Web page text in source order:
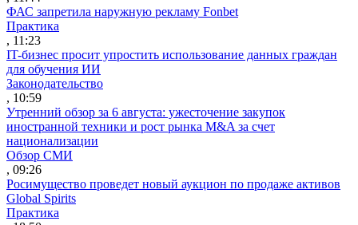
ФАС запретила наружную рекламу Fonbet
Практика
, 11:23
IT-бизнес просит упростить использование данных граждан
для обучения ИИ
Законодательство
, 10:59
Утренний обзор за 6 августа: ужесточение закупок
иностранной техники и рост рынка M&A за счет
национализации
Обзор СМИ
, 09:26
Росимущество проведет новый аукцион по продаже активов
Global Spirits
Практика